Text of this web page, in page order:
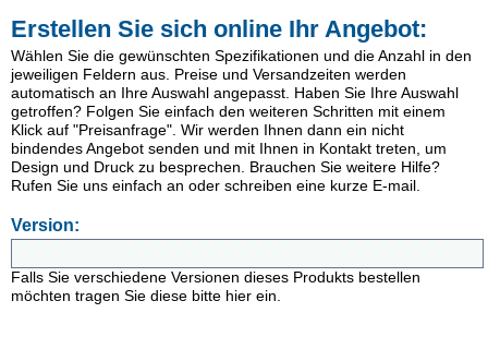
Erstellen Sie sich online Ihr Angebot:
Wählen Sie die gewünschten Spezifikationen und die Anzahl in den
jeweiligen Feldern aus. Preise und Versandzeiten werden
automatisch an Ihre Auswahl angepasst. Haben Sie Ihre Auswahl
getroffen? Folgen Sie einfach den weiteren Schritten mit einem
Klick auf "Preisanfrage". Wir werden Ihnen dann ein nicht
bindendes Angebot senden und mit Ihnen in Kontakt treten, um
Design und Druck zu besprechen. Brauchen Sie weitere Hilfe?
Rufen Sie uns einfach an oder schreiben eine kurze E-mail.
Version:
Falls Sie verschiedene Versionen dieses Produkts bestellen
möchten tragen Sie diese bitte hier ein.